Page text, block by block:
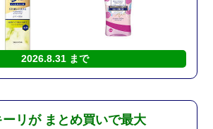
2026.8.31 まで
ーリが まとめ買いで最大